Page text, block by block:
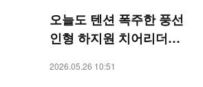
오늘도 텐션 폭주한 풍선
인형 하지원 치어리더
2026.05.26 10:51